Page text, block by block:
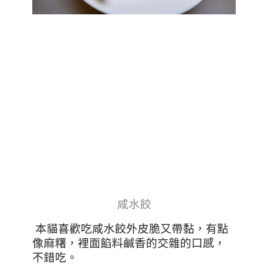
咸水餃
本貓喜歡吃咸水餃外皮脆又帶黏，有點
像麻糬，裡面餡料鹹香的交雜的口感，
不錯吃。